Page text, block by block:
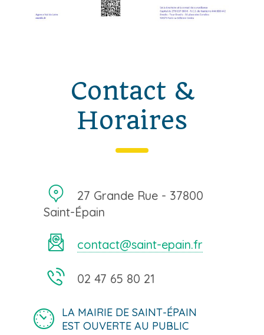
Contact &
Horaires
27 Grande Rue - 37800
Saint-Épain
contact@saint-epain.fr
02 47 65 80 21
LA MAIRIE DE SAINT-ÉPAIN
EST OUVERTE AU PUBLIC